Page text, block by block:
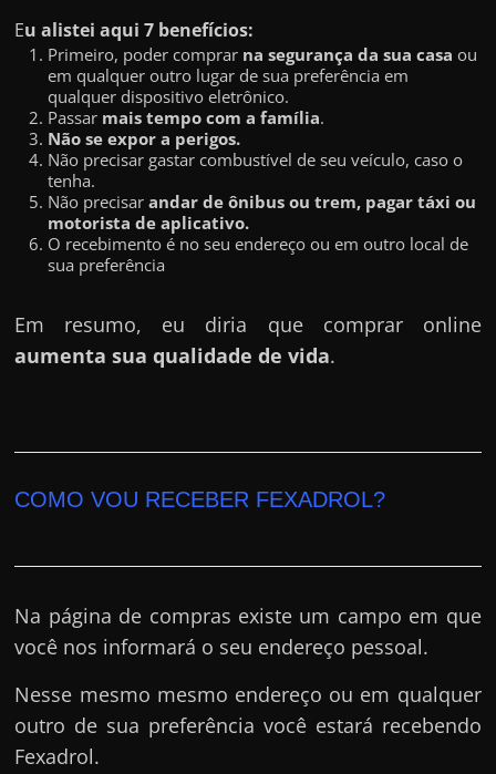
Eu alistei aqui 7 benefícios:
Primeiro, poder comprar na segurança da sua casa ou
em qualquer outro lugar de sua preferência em
qualquer dispositivo eletrônico.
Passar mais tempo com a família.
Não se expor a perigos.
Não precisar gastar combustível de seu veículo, caso o
tenha.
Não precisarandar de ônibus ou trem, pagar táxi ou
motorista de aplicativo.
O recebimento é no seu endereço ou em outro local de
sua preferência
Em resumo, eu diria que comprar online
aumenta sua qualidade de vida.
COMO VOU RECEBER FEXADROL?
Na página de compras existe um campo em que
você nos informará o seu endereço pessoal.
Nesse mesmo mesmo endereço ou em qualquer
outro de sua preferência você estará recebendo
Fexadrol.